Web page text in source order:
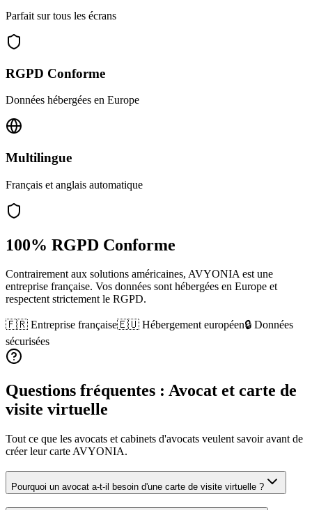
Parfait sur tous les écrans
RGPD Conforme
Données hébergées en Europe
Multilingue
Français et anglais automatique
100% RGPD Conforme
Contrairement aux solutions américaines, AVYONIA est une
entreprise française. Vos données sont hébergées en Europe et
respectent strictement le RGPD.
🇫🇷 Entreprise française🇪🇺 Hébergement européen🔒 Données
sécurisées
Questions fréquentes : Avocat et carte de
visite virtuelle
Tout ce que les avocats et cabinets d'avocats veulent savoir avant de
créer leur carte AVYONIA.
Pourquoi un avocat a-t-il besoin d'une carte de visite virtuelle ?